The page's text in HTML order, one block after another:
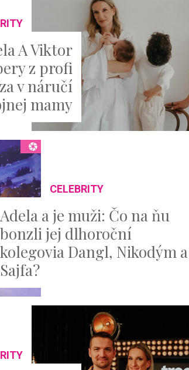
A Viktor
z profi
v náručí
mamy
CELEBRITY
Adela a je muži: Čo na ňu
bonzli jej dlhoroční
kolegovia Dangl, Nikodým a
Sajfa?